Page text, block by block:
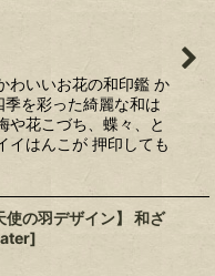
わいいお花の和印鑑 か
を彩った綺麗な和は
や花こづち、蝶々、と
イはんこが 押印しても
の羽デザイン】 和ざ
]